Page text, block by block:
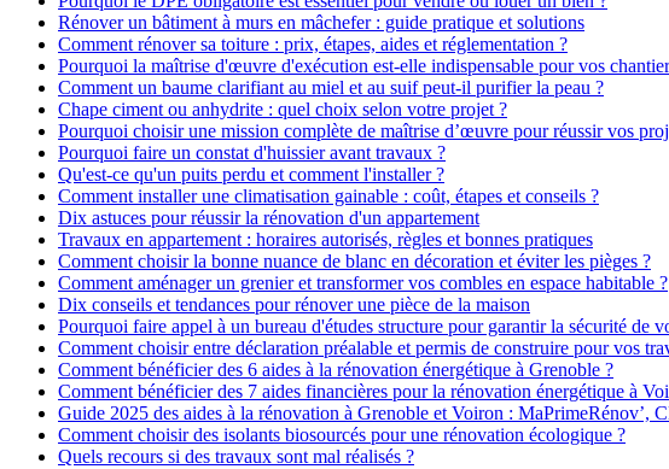
Rénover un bâtiment à murs en mâchefer : guide pratique et solutions
Comment rénover sa toiture : prix, étapes, aides et réglementation ?
Pourquoi la maîtrise d'œuvre d'exécution est-elle indispensable pour vos
Comment un baume clarifiant au miel et au suif peut-il purifier la peau ?
Chape ciment ou anhydrite : quel choix selon votre projet ?
Pourquoi choisir une mission complète de maîtrise d’œuvre pour réussir vos
Pourquoi faire un constat d'huissier avant travaux ?
Qu'est-ce qu'un puits perdu et comment l'installer ?
Comment installer une climatisation gainable : coût, étapes et conseils ?
Dix astuces pour réussir la rénovation d'un appartement
Travaux en appartement : horaires autorisés, règles et bonnes pratiques
Comment choisir la bonne nuance de blanc en décoration et éviter les pièges ?
Comment aménager un grenier et transformer vos combles en espace habitable ?
Dix conseils et tendances pour rénover une pièce de la maison
Pourquoi faire appel à un bureau d'études structure pour garantir la sécurité de
Comment choisir entre déclaration préalable et permis de construire pour vos
Comment bénéficier des 6 aides à la rénovation énergétique à Grenoble ?
Comment bénéficier des 7 aides financières pour la rénovation énergétique à
Guide 2025 des aides à la rénovation à Grenoble et Voiron : MaPrimeRénov’,
Comment choisir des isolants biosourcés pour une rénovation écologique ?
Quels recours si des travaux sont mal réalisés ?